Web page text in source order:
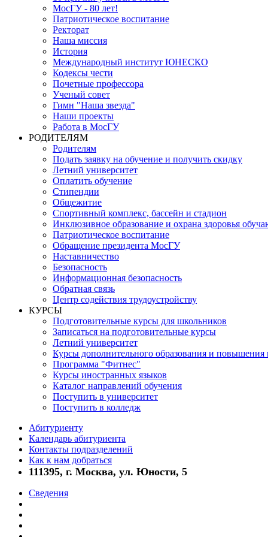
МосГУ - 80 лет!
Патриотическое воспитание
Ректорат
Наша миссия
История
Международный институт ЮНЕСКО
Кодексы чести
Почетные профессора
Ученый совет
Гимн "Наша звезда"
Наши проекты
Работа в МосГУ
РОДИТЕЛЯМ
Родителям
Подать заявку на обучение и получить скидку
Летний университет
Оплатить обучение
Стипендии
Общежитие
Спортивный комплекс, бассейн и стадион
Инклюзивное образование и охрана здоровья
Патриотическое воспитание
Обращение президента МосГУ
Наставничество
Безопасность
Информационная безопасность
Обратная связь
Центр содействия трудоустройству
КУРСЫ
Подготовительные курсы для школьников
Записаться на подготовительные курсы
Летний университет
Курсы дополнительного образования и повышения
Программа "Фитнес"
Курсы иностранных языков
Каталог направлений обучения
Поступить в университет
Поступить в колледж
Абитуриенту
Календарь абитуриента
Контакты подразделений
Как к нам добраться
111395, г. Москва, ул. Юности, 5
Сведения